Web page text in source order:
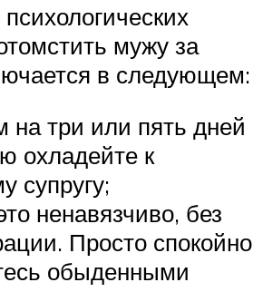
мужу за
в следующем:
на три или пять дней
охладейте к
супругу;
ненавязчиво, без
Просто спокойно
обыденными